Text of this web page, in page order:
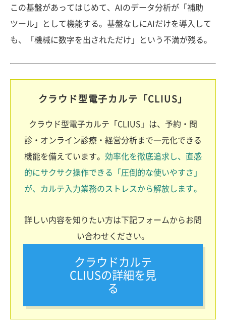
この基盤があってはじめて、AIのデータ分析が「補助
ツール」として機能する。基盤なしにAIだけを導入して
も、「機械に数字を出されただけ」という不満が残る。
クラウド型電子カルテ「CLIUS」
クラウド型電子カルテ「CLIUS」は、予約・問
診・オンライン診療・経営分析まで一元化できる
機能を備えています。 効率化を徹底追求し、直感
的にサクサク操作できる「圧倒的な使いやすさ」
が、カルテ入力業務のストレスから解放します。
詳しい内容を知りたい方は下記フォームからお問
い合わせください。
クラウドカルテ
CLIUSの詳細を見
る